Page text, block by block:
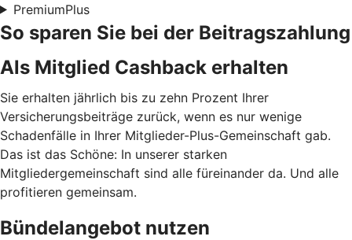
PremiumPlus
So sparen Sie bei der Beitragszahlung
Als Mitglied Cashback erhalten
Sie erhalten jährlich bis zu zehn Prozent Ihrer
Versicherungsbeiträge zurück, wenn es nur wenige
Schadenfälle in Ihrer Mitglieder-Plus-Gemeinschaft gab.
Das ist das Schöne: In unserer starken
Mitgliedergemeinschaft sind alle füreinander da. Und alle
profitieren gemeinsam.
Bündelangebot nutzen